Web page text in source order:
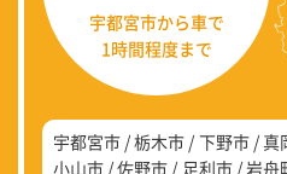
宇都宮市から車で
1時間程度まで
宇都宮市 栃木市 下野市 真
小山市 佐野市 足利市 岩舟